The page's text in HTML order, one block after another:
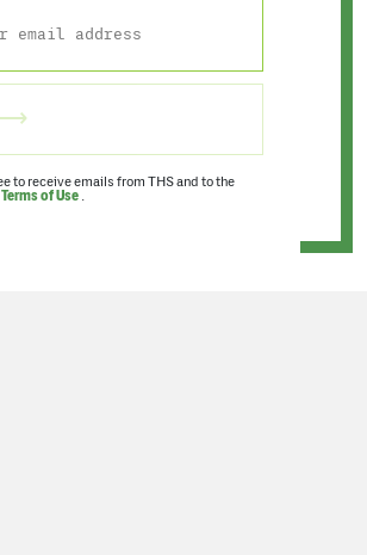
to receive emails from THS and to the
Terms of Use .